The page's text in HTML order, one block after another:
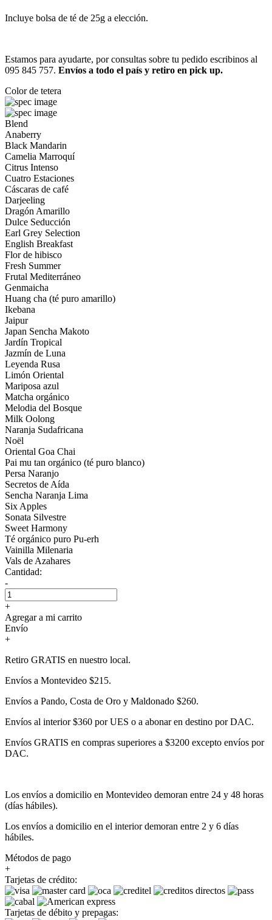
Incluye bolsa de té de 25g a elección.
Estamos para ayudarte, por consultas sobre tu pedido escribinos al
095 845 757. Envíos a todo el país y retiro en pick up.
Color de tetera
Blend
Anaberry
Black Mandarin
Camelia Marroquí
Citrus Intenso
Cuatro Estaciones
Cáscaras de café
Darjeeling
Dragón Amarillo
Dulce Seducción
Earl Grey Selection
English Breakfast
Flor de hibisco
Fresh Summer
Frutal Mediterráneo
Genmaicha
Huang cha (té puro amarillo)
Ikebana
Jaipur
Japan Sencha Makoto
Jardín Tropical
Jazmín de Luna
Leyenda Rusa
Limón Oriental
Mariposa azul
Matcha orgánico
Melodia del Bosque
Milk Oolong
Naranja Sudafricana
Noël
Oriental Goa Chai
Pai mu tan orgánico (té puro blanco)
Persa Naranjo
Secretos de Aída
Sencha Naranja Lima
Six Apples
Sonata Silvestre
Sweet Harmony
Té orgánico puro Pu-erh
Vainilla Milenaria
Vals de Azahares
Cantidad:
-
+
Agregar a mi carrito
Envío
+
Retiro GRATIS en nuestro local.
Envíos a Montevideo $215.
Envíos a Pando, Costa de Oro y Maldonado $260.
Envíos al interior $360 por UES o a abonar en destino por DAC.
Envíos GRATIS en compras superiores a $3200 excepto envíos por
DAC.
Los envíos a domicilio en Montevideo demoran entre 24 y 48 horas
(días hábiles).
Los envíos a domicilio en el interior demoran entre 2 y 6 días
hábiles.
Métodos de pago
+
Tarjetas de crédito:
Tarjetas de débito y prepagas: